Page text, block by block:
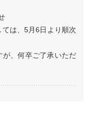
は、5月6日より順次
が、何卒ご了承いただ